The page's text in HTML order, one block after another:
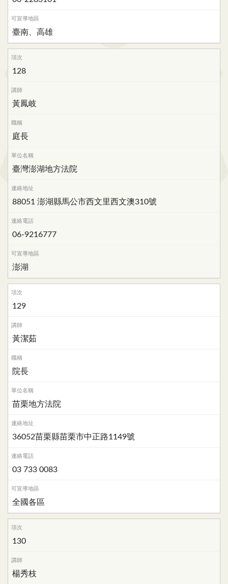
臺南、高雄
128
黃鳳岐
庭長
臺灣澎湖地方法院
88051 澎湖縣馬公市西文里西文澳310號
06-9216777
澎湖
129
黃潔茹
院長
苗栗地方法院
36052苗栗縣苗栗市中正路1149號
03 733 0083
全國各區
130
楊秀枝